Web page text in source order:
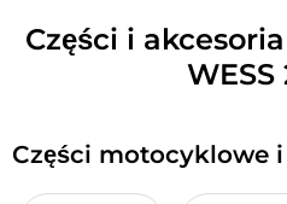
CZĘŚCI
AKCESORIA
Części i
WESS
Części motocyklowe i